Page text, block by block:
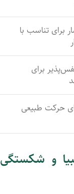
برای تناسب با
برای
حرکت طبیعی
و شکستگی